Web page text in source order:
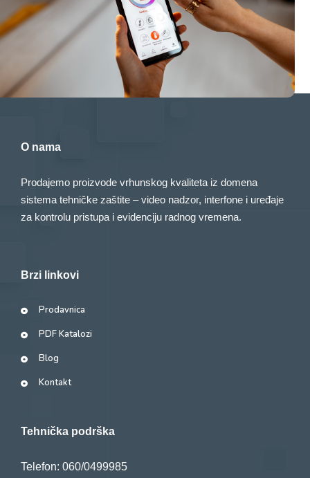
O nama
Prodajemo proizvode vrhunskog kvaliteta iz domena
sistema tehničke zaštite – video nadzor, interfone i uređaje
za kontrolu pristupa i evidenciju radnog vremena.
Brzi linkovi
Prodavnica
PDF Katalozi
Blog
Kontakt
Tehnička podrška
Telefon: 060/0499985